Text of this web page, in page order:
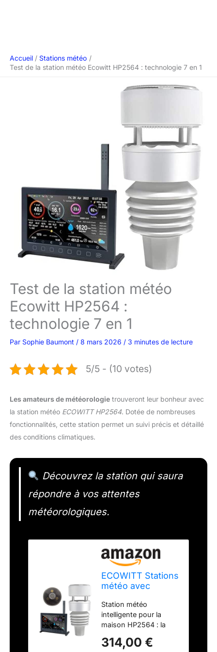
Accueil
Stations météo
Test de la station météo Ecowitt HP2564 : technologie 7 en 1
Test de la station météo
Ecowitt HP2564 :
technologie 7 en 1
Par Sophie Baumont / 8 mars 2026 / 3 minutes de lecture
5/5 - (10 votes)
Les amateurs de météorologie trouveront leur bonheur avec
la station météo ECOWITT HP2564. Dotée de nombreuses
fonctionnalités, cette station permet un suivi précis et détaillé
des conditions climatiques.
Découvrez la station qui saura
répondre à vos attentes
météorologiques.
ECOWITT Stations
météo avec
HP2564, radio
Internet Wifi 7 en
1, station météo,
pluviomètre,
prévisions météo,
Station météo
intelligente pour la
maison HP2564 : la
Wittboy Pro comprend
314,00 €